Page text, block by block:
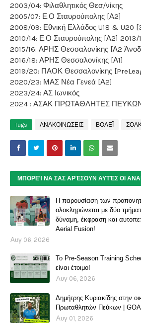
2003/04: Φιλαθλητικός Θεσ/νίκης
2005/07: Ε.Ο Σταυρούπολης [Α2]
2008/09: Εθνική Ελλάδος U18 & U20
2010/14: Ε.Ο Σταυρούπολης [Α2] 2013/
2015/16: ΑΡΗΣ Θεσσαλονίκης [Α2
2016/18: ΑΡΗΣ Θεσσαλονίκης [Α1]
2019/20: ΠΑΟΚ Θεσσαλονίκης
2020/23: ΜΑΣ Νέα Γενεά [Α2]
2023/24: ΑΣ Ιωνικός
2024 : ΑΣΑΚ ΠΡΩΤΑΘΛΗΤΕΣ
Tags ΑΝΑΚΟΙΝΩΣΕΙΣ ΒΟΛΕΪ
ΜΠΟΡΕΊ ΝΑ ΣΑΣ ΑΡΈΣΟΥΝ ΑΥΤΈΣ ΟΙ
Η παρουσίαση των
ολοκληρώνεται με δύο
δύναμη, έκφραση και
Aerial Fusion!
Αυγ 06, 2026
Το Pre-Season Training
είναι έτοιμο!
Αυγ 06, 2026
Δημήτρης Κυριακίδης στην
Πρωταθλητών Πεύκων |
Αυγ 01, 2026